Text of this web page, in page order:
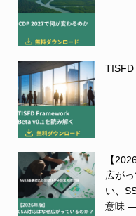
TISFD
【
広が
い、
意味